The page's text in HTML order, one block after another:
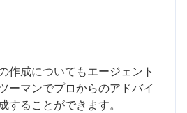
作成についてもエージェント
ーマンでプロからのアドバイ
することができます。